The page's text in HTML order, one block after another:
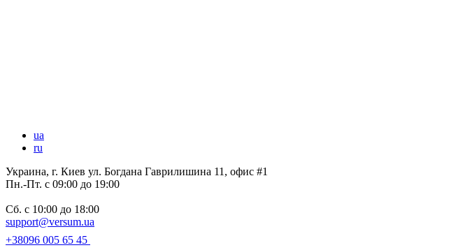
ua
ru
Украина, г. Киев ул. Богдана Гаврилишина 11, офис #1
Пн.-Пт. с 09:00 до 19:00
Сб. с 10:00 до 18:00
support@versum.ua
+38096 005 65 45